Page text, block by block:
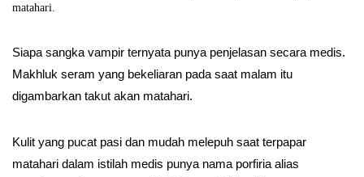
matahari.
Siapa sangka vampir ternyata punya penjelasan secara medis.
Makhluk seram yang bekeliaran pada saat malam itu
digambarkan takut akan matahari.
Kulit yang pucat pasi dan mudah melepuh saat terpapar
matahari dalam istilah medis punya nama porfiria alias